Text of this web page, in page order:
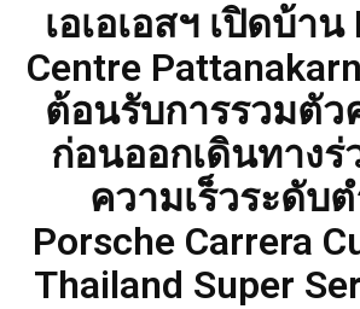
เอเอเอสฯ เปิดบ้า
Centre
ต้อนรับการรวมตัว
ก่อนออกเดินทาง
ความเร็วระดับ
Porsche Carrera
Thailand Super